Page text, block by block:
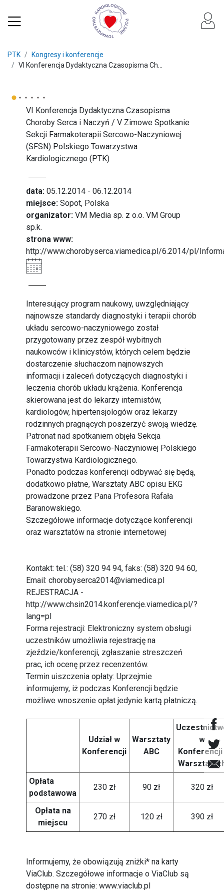
PTK
Kongresy i konferencje
VI Konferencja Dydaktyczna Czasopisma Ch...
VI Konferencja Dydaktyczna Czasopisma
Choroby Serca i Naczyń / V Zimowe Spotkanie
Sekcji Farmakoterapii Sercowo-Naczyniowej
(SFSN) Polskiego Towarzystwa
Kardiologicznego (PTK)
data: 05.12.2014 - 06.12.2014
miejsce: Sopot, Polska
organizator: VM Media sp. z o.o. VM Group
sp.k.
strona www:
http://www.chorobyserca.viamedica.pl/6.2014/pl/
Interesujący program naukowy, uwzględniający
najnowsze standardy diagnostyki i terapii chorób
układu sercowo-naczyniowego został
przygotowany przez zespół wybitnych
naukowców i klinicystów, których celem będzie
dostarczenie słuchaczom najnowszych
informacji i zaleceń dotyczących diagnostyki i
leczenia chorób układu krążenia. Konferencja
skierowana jest do lekarzy internistów,
kardiologów, hipertensjologów oraz lekarzy
rodzinnych pragnących poszerzyć swoją wiedzę.
Patronat nad spotkaniem objęła Sekcja
Farmakoterapii Sercowo-Naczyniowej Polskiego
Towarzystwa Kardiologicznego.
Ponadto podczas konferencji odbywać się będą,
dodatkowo płatne, Warsztaty ABC opisu EKG
prowadzone przez Pana Profesora Rafała
Baranowskiego.
Szczegółowe informacje dotyczące konferencji
oraz warsztatów na stronie internetowej
Kontakt: tel.: (58) 320 94 94, faks: (58) 320 94 60,
Email:chorobyserca2014@viamedica.pl
REJESTRACJA -
http://www.chsin2014.konferencje.viamedica.pl/?
lang=pl
Forma rejestracji: Elektroniczny system obsługi
uczestników umożliwia rejestrację na
zjeździe/konferencji, zgłaszanie streszczeń
prac, ich ocenę przez recenzentów.
Termin uiszczenia opłaty: Uprzejmie
informujemy, iż podczas Konferencji będzie
możliwe wnoszenie opłat jedynie kartą płatniczą.
Udział w
Konferencji
Warsztaty
ABC
w
Konferencji
Opłata
podstawowa
230 zł 90 zł 320 zł
Opłata na
miejscu
270 zł 120 zł 390 zł
Informujemy, że obowiązują zniżki* na karty
ViaClub. Szczegółowe informacje o ViaClub są
dostępne na stronie:www.viaclub.pl